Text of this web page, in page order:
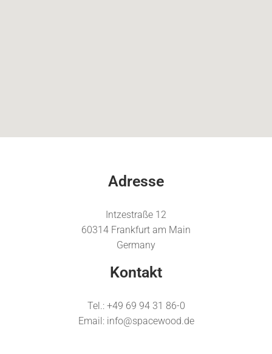
Adresse
Intzestraße 12
60314 Frankfurt am Main
Germany
Kontakt
Tel.: +49 69 94 31 86-0
Email: info@spacewood.de